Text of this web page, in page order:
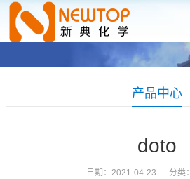
产品中心
doto
日期：2021-04-23 分类：